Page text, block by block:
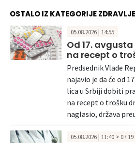
OSTALO IZ KATEGORIJE ZDRAVLJE
05.08.2026 | 14:55
Od 17.
na recept o
Predsednik Vlade
najavio je da će od
lica u Srbiji dobiti
na recept o trošku
naglasio, država
05.08.2026 | 11:40 > 07:19